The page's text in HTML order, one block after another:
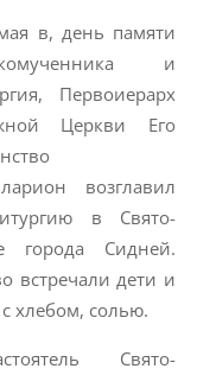
в, день памяти
и
Первоиерарх
Церкви Его
возглавил
в Свято-
города Сидней.
встречали дети и
хлебом, солью.
Свято-